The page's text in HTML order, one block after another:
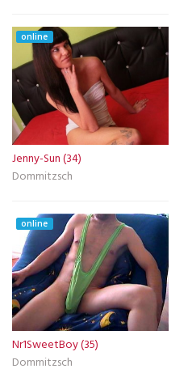
online
Jenny-Sun (34)
Dommitzsch
online
Nr1SweetBoy (35)
Dommitzsch